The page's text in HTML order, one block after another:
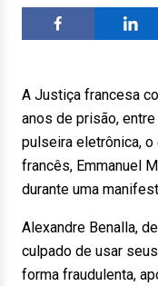
A Justiça francesa
anos de prisão,
pulseira eletrônica,
francês, Emmanuel
durante uma
Alexandre Benalla,
culpado de usar
forma fraudulenta,